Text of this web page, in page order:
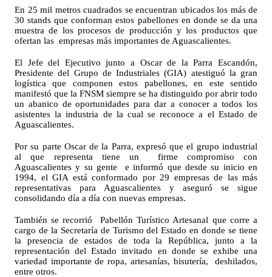
En 25 mil metros cuadrados se encuentran ubicados los más de
30 stands que conforman estos pabellones en donde se da una
muestra de los procesos de producción y los productos que
ofertan las  empresas más importantes de Aguascalientes.
El Jefe del Ejecutivo junto a Oscar de la Parra Escandón,
Presidente del Grupo de Industriales (GIA) atestiguó la gran
logística que componen estos pabellones, en este sentido
manifestó que la FNSM siempre se ha distinguido por abrir todo
un abanico de oportunidades para dar a conocer a todos los
asistentes la industria de la cual se reconoce a el Estado de
Aguascalientes.
Por su parte Oscar de la Parra, expresó que el grupo industrial
al que representa tiene un  firme compromiso con
Aguascalientes y su gente  e informó que desde su inicio en
1994, el GIA está conformado por 29 empresas de las más
representativas para Aguascalientes y aseguró se sigue
consolidando día a día con nuevas empresas.
También se recorrió  Pabellón Turístico Artesanal que corre a
cargo de la Secretaría de Turismo del Estado en donde se tiene
la presencia de estados de toda la República, junto a la
representación del Estado invitado en donde se exhibe una
variedad importante de ropa, artesanías, bisutería,  deshilados,
entre otros.